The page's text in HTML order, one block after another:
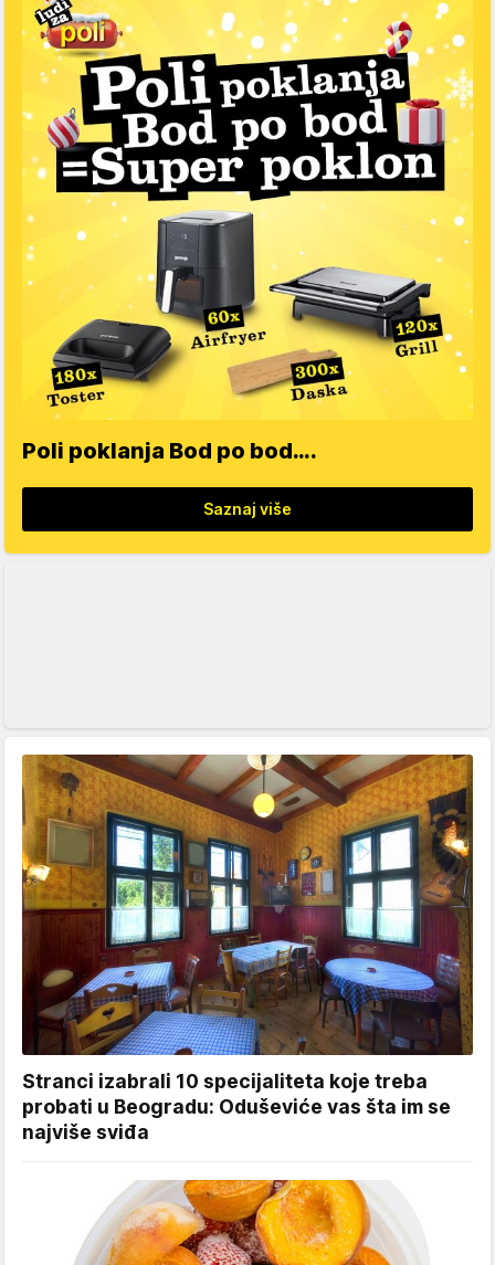
Poli poklanja Bod po bod….
Saznaj više
Stranci izabrali 10 specijaliteta koje treba
probati u Beogradu: Oduševiće vas šta im se
najviše sviđa